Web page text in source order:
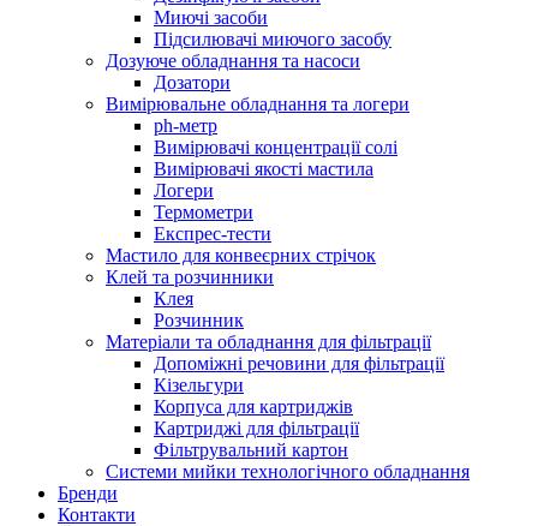
Миючі засоби
Підсилювачі миючого засобу
Дозуюче обладнання та насоси
Дозатори
Вимірювальне обладнання та логери
ph-метр
Вимірювачі концентрації солі
Вимірювачі якості мастила
Логери
Термометри
Експрес-тести
Мастило для конвеєрних стрічок
Клей та розчинники
Клея
Розчинник
Матеріали та обладнання для фільтрації
Допоміжні речовини для фільтрації
Кізельгури
Корпуса для картриджів
Картриджі для фільтрації
Фільтрувальний картон
Системи мийки технологічного обладнання
Бренди
Контакти